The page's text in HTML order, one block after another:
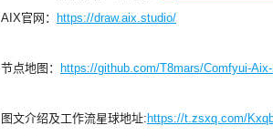
AIX官网：
https://draw.aix.studio/
节点地图： https://github.com/T8mars/Comfyui-
图文介绍及工作流星球地址: https://t.zsxq.com/